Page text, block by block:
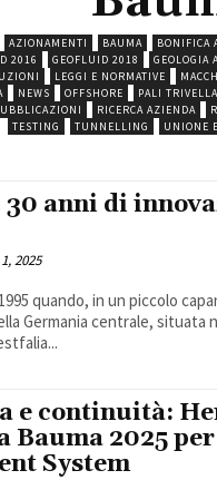
AZIONAMENTI BAUMA BONIFICA
2016 GEOFLUID 2018 GEOLOGIA
LEGGI E NORMATIVE
NEWS OFFSHORE PALI
RICERCA AZIENDA
TESTING
TUNNELLING UNIONE
anni di
2025
quando, in un piccolo
Germania centrale, situata
e continuità:
Bauma 2025
System